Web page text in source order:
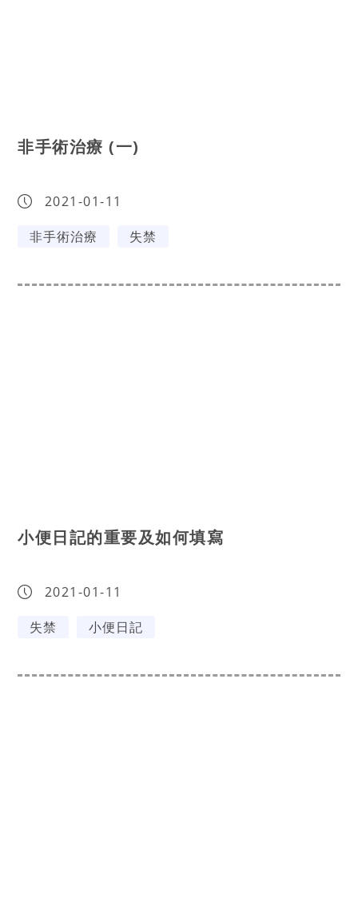
非手術治療 (一)
2021-01-11
非手術治療
失禁
小便日記的重要及如何填寫
2021-01-11
失禁
小便日記